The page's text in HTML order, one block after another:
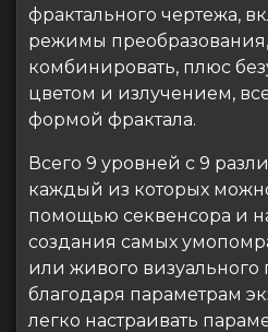
фрактального чертежа,
режимы
комбинировать, плюс
цветом и излучением,
формой фрактала.
Всего 9 уровней с 9
каждый из которых
помощью секвенсора и
создания самых
или живого визуального
благодаря параметрам
легко настраивать